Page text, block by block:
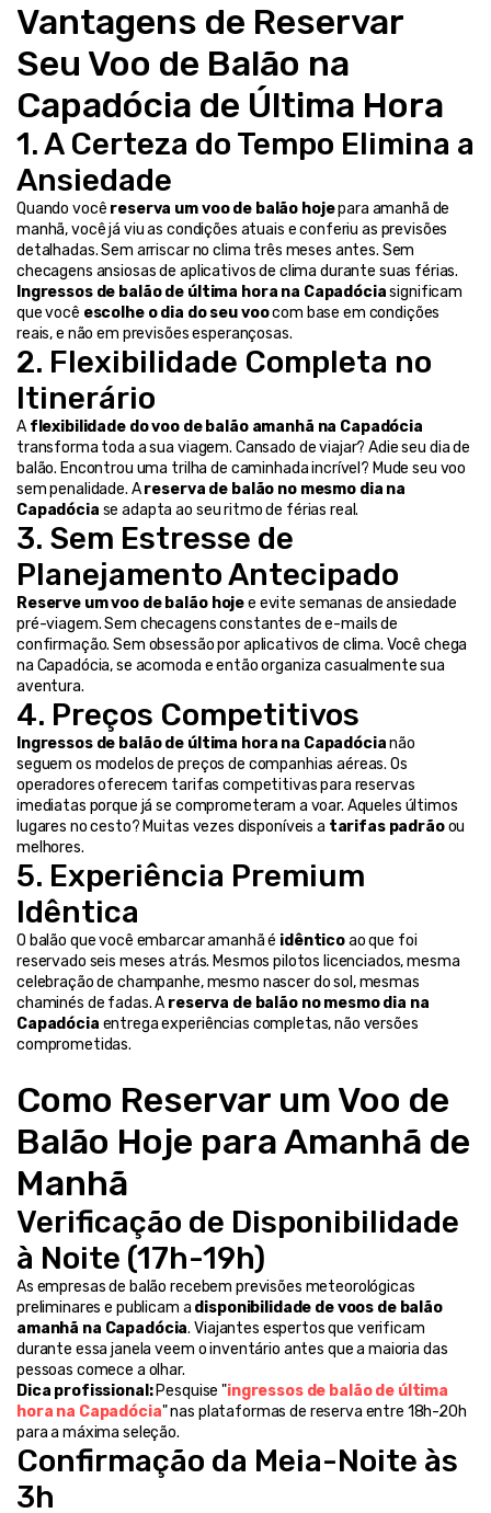
Vantagens de Reservar
Seu Voo de Balão na
Capadócia de Última Hora
1. A Certeza do Tempo Elimina a
Ansiedade
Quando você reserva um voo de balão hoje para amanhã de
manhã, você já viu as condições atuais e conferiu as previsões
detalhadas. Sem arriscar no clima três meses antes. Sem
checagens ansiosas de aplicativos de clima durante suas férias.
Ingressos de balão de última hora na Capadócia significam
que você escolhe o dia do seu voo com base em condições
reais, e não em previsões esperançosas.
2. Flexibilidade Completa no
Itinerário
A flexibilidade do voo de balão amanhã na Capadócia
transforma toda a sua viagem. Cansado de viajar? Adie seu dia de
balão. Encontrou uma trilha de caminhada incrível? Mude seu voo
sem penalidade. A reserva de balão no mesmo dia na
Capadócia se adapta ao seu ritmo de férias real.
3. Sem Estresse de
Planejamento Antecipado
Reserve um voo de balão hoje e evite semanas de ansiedade
pré-viagem. Sem checagens constantes de e-mails de
confirmação. Sem obsessão por aplicativos de clima. Você chega
na Capadócia, se acomoda e então organiza casualmente sua
aventura.
4. Preços Competitivos
Ingressos de balão de última hora na Capadócia não
seguem os modelos de preços de companhias aéreas. Os
operadores oferecem tarifas competitivas para reservas
imediatas porque já se comprometeram a voar. Aqueles últimos
lugares no cesto? Muitas vezes disponíveis a tarifas padrão ou
melhores.
5. Experiência Premium
Idêntica
O balão que você embarcar amanhã é idêntico ao que foi
reservado seis meses atrás. Mesmos pilotos licenciados, mesma
celebração de champanhe, mesmo nascer do sol, mesmas
chaminés de fadas. A reserva de balão no mesmo dia na
Capadócia entrega experiências completas, não versões
comprometidas.
Como Reservar um Voo de
Balão Hoje para Amanhã de
Manhã
Verificação de Disponibilidade
à Noite (17h-19h)
As empresas de balão recebem previsões meteorológicas
preliminares e publicam a disponibilidade de voos de balão
amanhã na Capadócia. Viajantes espertos que verificam
durante essa janela veem o inventário antes que a maioria das
pessoas comece a olhar.
Dica profissional: Pesquise "ingressos de balão de última
hora na Capadócia" nas plataformas de reserva entre 18h-20h
para a máxima seleção.
Confirmação da Meia-Noite às
3h